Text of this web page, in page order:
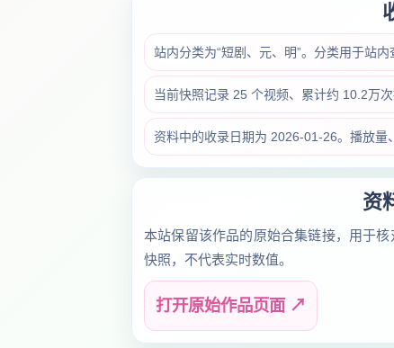
站内分类为“短剧、元、明”。分类用于站
当前快照记录 25 个视频、累计约 10.2万
资料中的收录日期为 2026-01-26。播放量
资
本站保留该作品的原始合集链接，用于
快照，不代表实时数值。
打开原始作品页面 ↗